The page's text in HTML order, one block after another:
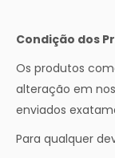
Condição dos
Os produtos
alteração em
enviados
Para qualquer